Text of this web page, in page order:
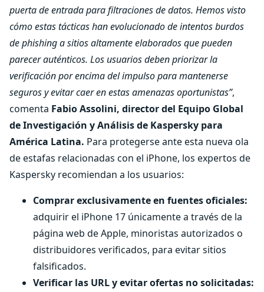
puerta de entrada para filtraciones de datos. Hemos visto
cómo estas tácticas han evolucionado de intentos burdos
de phishing a sitios altamente elaborados que pueden
parecer auténticos. Los usuarios deben priorizar la
verificación por encima del impulso para mantenerse
seguros y evitar caer en estas amenazas oportunistas”,
comenta Fabio Assolini, director del Equipo Global
de Investigación y Análisis de Kaspersky para
América Latina. Para protegerse ante esta nueva ola
de estafas relacionadas con el iPhone, los expertos de
Kaspersky recomiendan a los usuarios:
Comprar exclusivamente en fuentes oficiales:
adquirir el iPhone 17 únicamente a través de la
página web de Apple, minoristas autorizados o
distribuidores verificados, para evitar sitios
falsificados.
Verificar las URL y evitar ofertas no solicitadas: